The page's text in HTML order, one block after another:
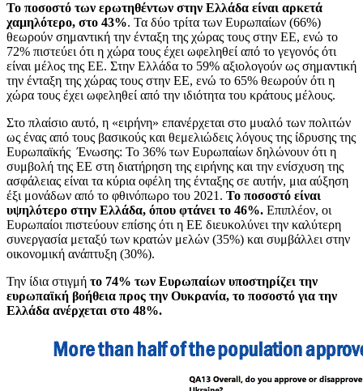
Το ποσοστό των ερωτηθέντων στην Ελλάδα είναι αρκετά
χαμηλότερο, στο 43%. Τα δύο τρίτα των Ευρωπαίων (66%)
θεωρούν σημαντική την ένταξη της χώρας τους στην ΕΕ, ενώ το
72% πιστεύει ότι η χώρα τους έχει ωφεληθεί από το γεγονός ότι
είναι μέλος της ΕΕ. Στην Ελλάδα το 59% αξιολογούν ως σημαντική
την ένταξη της χώρας τους στην ΕΕ, ενώ το 65% θεωρούν ότι η
χώρα τους έχει ωφεληθεί από την ιδιότητα του κράτους μέλους.
Στο πλαίσιο αυτό, η «ειρήνη» επανέρχεται στο μυαλό των πολιτών
ως ένας από τους βασικούς και θεμελιώδεις λόγους της ίδρυσης της
Ευρωπαϊκής Ένωσης: Το 36% των Ευρωπαίων δηλώνουν ότι η
συμβολή της ΕΕ στη διατήρηση της ειρήνης και την ενίσχυση της
ασφάλειας είναι τα κύρια οφέλη της ένταξης σε αυτήν, μια αύξηση
έξι μονάδων από το φθινόπωρο του 2021. Το ποσοστό είναι
υψηλότερο στην Ελλάδα, όπου φτάνει το 46%. Επιπλέον, οι
Ευρωπαίοι πιστεύουν επίσης ότι η ΕΕ διευκολύνει την καλύτερη
συνεργασία μεταξύ των κρατών μελών (35%) και συμβάλλει στην
οικονομική ανάπτυξη (30%).
Την ίδια στιγμή το 74% των Ευρωπαίων υποστηρίζει την
ευρωπαϊκή βοήθεια προς την Ουκρανία, το ποσοστό για την
Ελλάδα ανέρχεται στο 48%.